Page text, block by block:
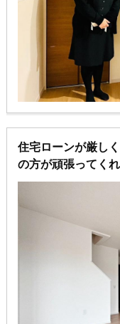
住宅ローンが厳し
の方が頑張ってく
した♪